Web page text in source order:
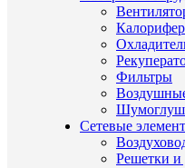
Фильтры
Сетевые
Решетки